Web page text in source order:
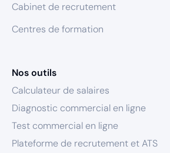
Cabinet de recrutement
Centres de formation
Nos outils
Calculateur de salaires
Diagnostic commercial en ligne
Test commercial en ligne
Plateforme de recrutement et ATS